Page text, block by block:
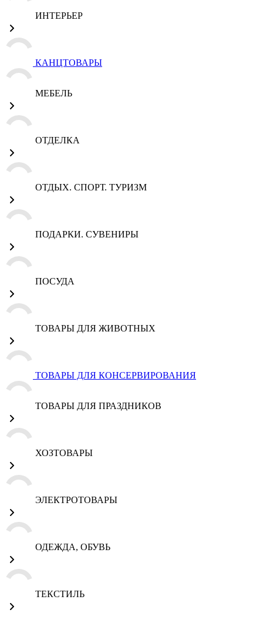
ИНТЕРЬЕР
КАНЦТОВАРЫ
МЕБЕЛЬ
ОТДЕЛКА
ОТДЫХ. СПОРТ. ТУРИЗМ
ПОДАРКИ. СУВЕНИРЫ
ПОСУДА
ТОВАРЫ ДЛЯ ЖИВОТНЫХ
ТОВАРЫ ДЛЯ КОНСЕРВИРОВАНИЯ
ТОВАРЫ ДЛЯ ПРАЗДНИКОВ
ХОЗТОВАРЫ
ЭЛЕКТРОТОВАРЫ
ОДЕЖДА, ОБУВЬ
ТЕКСТИЛЬ